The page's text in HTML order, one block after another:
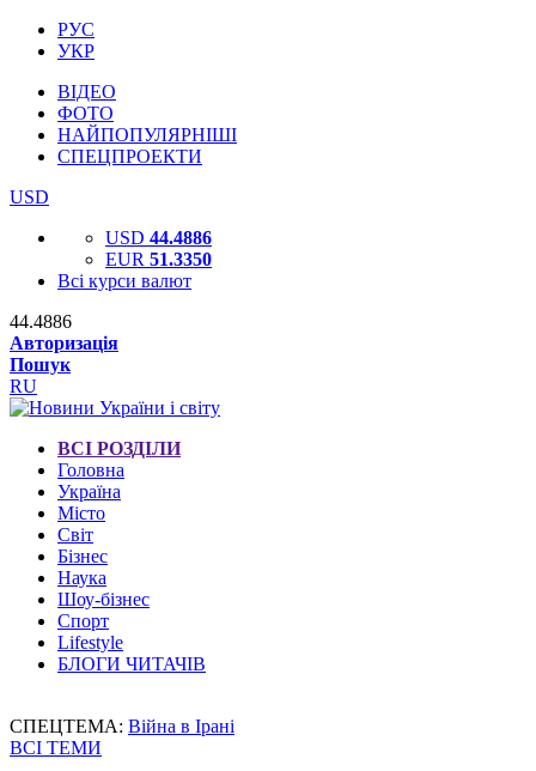
РУС
УКР
ВІДЕО
ФОТО
НАЙПОПУЛЯРНІШІ
СПЕЦПРОЕКТИ
USD
USD 44.4886
EUR 51.3350
Всі курси валют
44.4886
Авторизація
Пошук
RU
ВСІ РОЗДІЛИ
Головна
Україна
Місто
Світ
Бізнес
Наука
Шоу-бізнес
Спорт
Lifestyle
БЛОГИ ЧИТАЧІВ
СПЕЦТЕМА: Війна в Ірані
ВСІ ТЕМИ